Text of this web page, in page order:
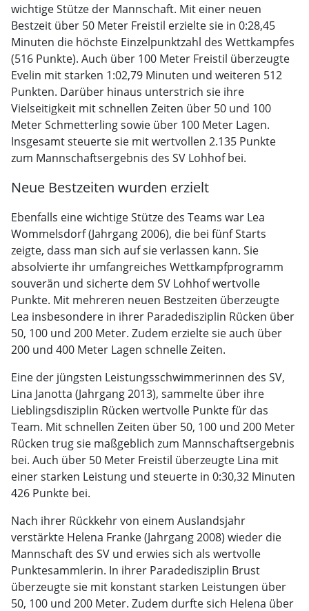
wichtige Stütze der Mannschaft. Mit einer neuen
Bestzeit über 50 Meter Freistil erzielte sie in 0:28,45
Minuten die höchste Einzelpunktzahl des Wettkampfes
(516 Punkte). Auch über 100 Meter Freistil überzeugte
Evelin mit starken 1:02,79 Minuten und weiteren 512
Punkten. Darüber hinaus unterstrich sie ihre
Vielseitigkeit mit schnellen Zeiten über 50 und 100
Meter Schmetterling sowie über 100 Meter Lagen.
Insgesamt steuerte sie mit wertvollen 2.135 Punkte
zum Mannschaftsergebnis des SV Lohhof bei.
Neue Bestzeiten wurden erzielt
Ebenfalls eine wichtige Stütze des Teams war Lea
Wommelsdorf (Jahrgang 2006), die bei fünf Starts
zeigte, dass man sich auf sie verlassen kann. Sie
absolvierte ihr umfangreiches Wettkampfprogramm
souverän und sicherte dem SV Lohhof wertvolle
Punkte. Mit mehreren neuen Bestzeiten überzeugte
Lea insbesondere in ihrer Paradedisziplin Rücken über
50, 100 und 200 Meter. Zudem erzielte sie auch über
200 und 400 Meter Lagen schnelle Zeiten.
Eine der jüngsten Leistungsschwimmerinnen des SV,
Lina Janotta (Jahrgang 2013), sammelte über ihre
Lieblingsdisziplin Rücken wertvolle Punkte für das
Team. Mit schnellen Zeiten über 50, 100 und 200 Meter
Rücken trug sie maßgeblich zum Mannschaftsergebnis
bei. Auch über 50 Meter Freistil überzeugte Lina mit
einer starken Leistung und steuerte in 0:30,32 Minuten
426 Punkte bei.
Nach ihrer Rückkehr von einem Auslandsjahr
verstärkte Helena Franke (Jahrgang 2008) wieder die
Mannschaft des SV und erwies sich als wertvolle
Punktesammlerin. In ihrer Paradedisziplin Brust
überzeugte sie mit konstant starken Leistungen über
50, 100 und 200 Meter. Zudem durfte sich Helena über